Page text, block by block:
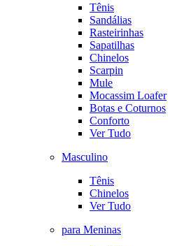
Tênis
Sandálias
Rasteirinhas
Sapatilhas
Chinelos
Scarpin
Mule
Mocassim Loafer
Botas e Coturnos
Conforto
Ver Tudo
Masculino
Tênis
Chinelos
Ver Tudo
para Meninas